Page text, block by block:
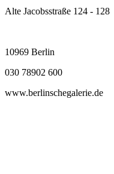
Alte Jacobsstraße 124 - 128
10969 Berlin
030 78902 600
www.berlinschegalerie.de